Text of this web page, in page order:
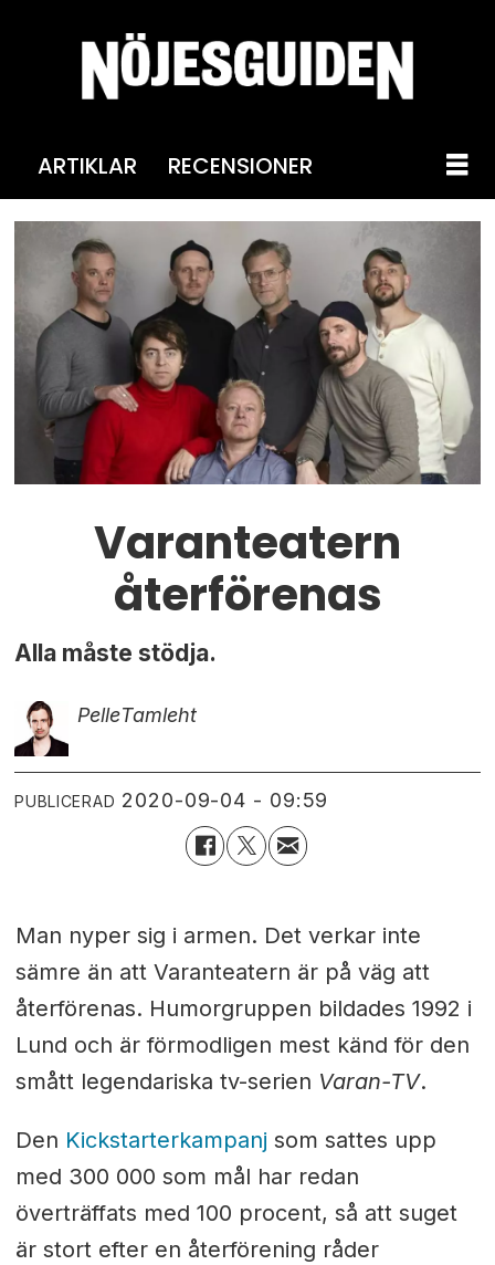
ARTIKLAR RECENSIONER
Varanteatern
återförenas
Alla måste stödja.
PelleTamleht
PUBLICERAD 2020-09-04 - 09:59
Man nyper sig i armen. Det verkar inte
sämre än att Varanteatern är på väg att
återförenas. Humorgruppen bildades 1992 i
Lund och är förmodligen mest känd för den
smått legendariska tv-serien Varan-TV.
Den Kickstarterkampanj som sattes upp
med 300 000 som mål har redan
överträffats med 100 procent, så att suget
är stort efter en återförening råder